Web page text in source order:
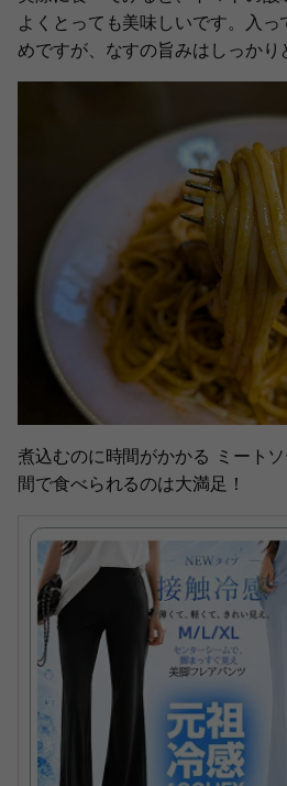
よくとっても美味しいです。入
めですが、なすの旨みはしっかり
煮込むのに時間がかかる ミート
間で食べられるのは大満足！